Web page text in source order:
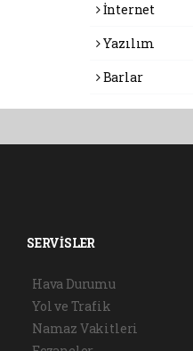
İnternet
Yazılım
Barlar
SERVİSLER
Hava Durumu
Yol ve Trafik
Namaz Vakitleri